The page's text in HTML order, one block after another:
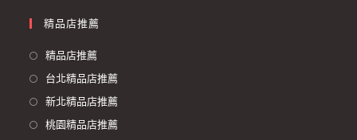
精品店推薦
精品店推薦
台北精品店推薦
新北精品店推薦
桃園精品店推薦